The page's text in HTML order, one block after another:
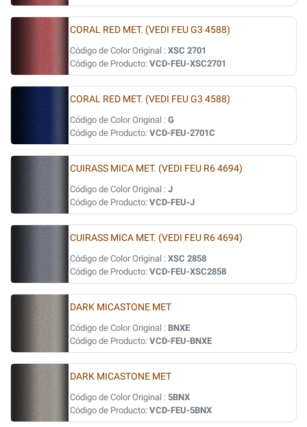
CORAL RED MET. (VEDI FEU G3 4588)
Código de Color Original : XSC 2701
Código de Producto: VCD-FEU-XSC2701
CORAL RED MET. (VEDI FEU G3 4588)
Código de Color Original : G
Código de Producto: VCD-FEU-2701C
CUIRASS MICA MET. (VEDI FEU R6 4694)
Código de Color Original : J
Código de Producto: VCD-FEU-J
CUIRASS MICA MET. (VEDI FEU R6 4694)
Código de Color Original : XSC 2858
Código de Producto: VCD-FEU-XSC2858
DARK MICASTONE MET
Código de Color Original : BNXE
Código de Producto: VCD-FEU-BNXE
DARK MICASTONE MET
Código de Color Original : 5BNX
Código de Producto: VCD-FEU-5BNX